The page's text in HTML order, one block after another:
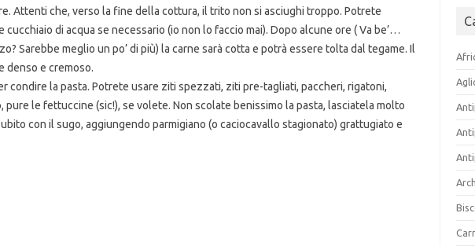
Attenti che, verso la fine della cottura, il trito non si asciughi troppo. Potrete
cucchiaio di acqua se necessario (io non lo faccio mai). Dopo alcune ore ( Va be’…
Sarebbe meglio un po’ di più) la carne sarà cotta e potrà essere tolta dal tegame. Il
denso e cremoso.
condire la pasta. Potrete usare ziti spezzati, ziti pre-tagliati, paccheri, rigatoni,
pure le fettuccine (sic!), se volete. Non scolate benissimo la pasta, lasciatela molto
con il sugo, aggiungendo parmigiano (o caciocavallo stagionato) grattugiato e